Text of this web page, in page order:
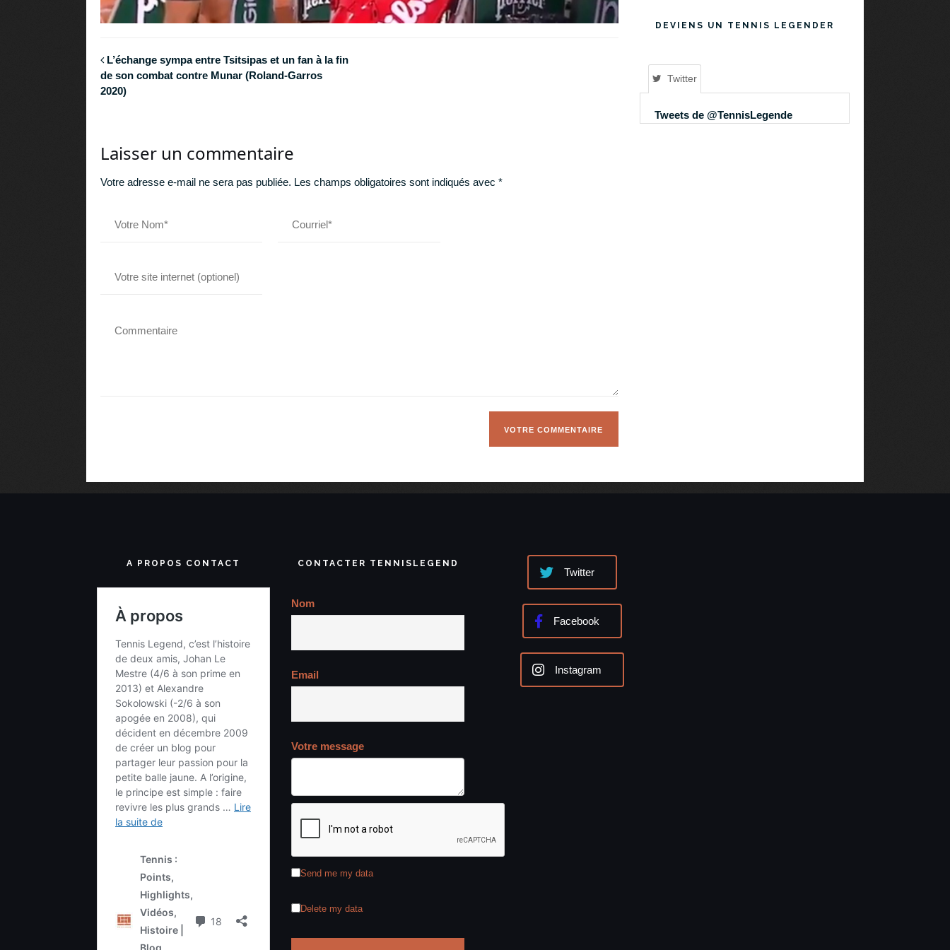
L’échange sympa entre Tsitsipas et un fan à la fin
de son combat contre Munar (Roland-Garros
2020)
Laisser un commentaire
Votre adresse e-mail ne sera pas publiée. Les champs obligatoires sont indiqués avec *
DEVIENS UN TENNIS LEGENDER
Twitter
Tweets de @TennisLegende
A PROPOS CONTACT CONTACTER TENNISLEGEND
Nom
Email
Votre message
Send me my data
Delete my data
Twitter
Facebook
Instagram